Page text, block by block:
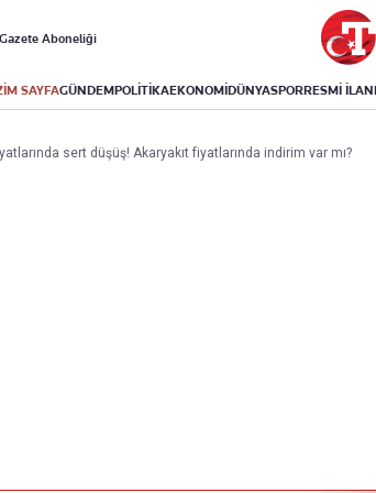
Aboneliği
SAYFAGÜNDEMPOLİTİKAEKONOMİDÜNYASPORRESMİ
Puan Durumu
Fikstür
Avrupa Ligi
Avrupa
Amerika
İsrail-Gazze
sert düşüş! Akaryakıt fiyatlarında indirim var mı?